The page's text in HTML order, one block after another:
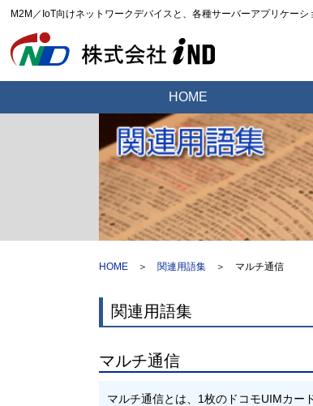
M2M／IoT向けネットワークデバイスと、各種サーバーアプリケー
HOME
HOME ＞ 関連用語集 ＞ マルチ通信
関連用語集
マルチ通信
マルチ通信とは、1枚のドコモUIMカー